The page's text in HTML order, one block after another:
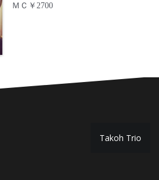
ＭＣ￥2700
Takoh Trio